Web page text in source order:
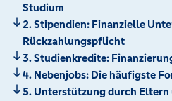
Studium
2. Stipendien: Finanzielle
Rückzahlungspflicht
3. Studienkredite:
4. Nebenjobs: Die häufigste
5. Unterstützung durch Eltern